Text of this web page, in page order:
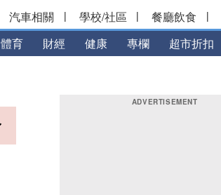
汽車相關 | 學校/社區 | 餐廳飲食 |
體育 財經 健康 專欄 超市折扣